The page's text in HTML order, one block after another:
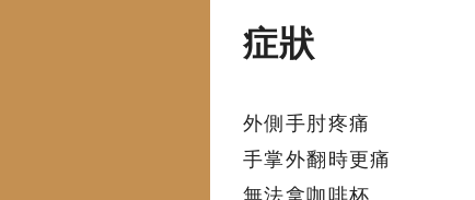
症狀
外側手肘疼痛
手掌外翻時更痛